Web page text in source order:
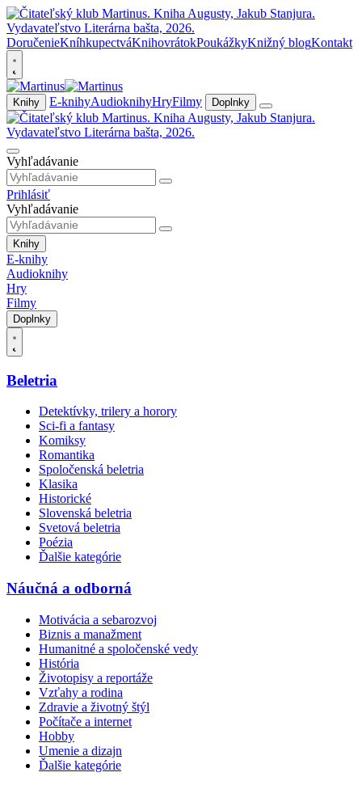
DoručenieKníhkupectváKnihovrátokPoukážkyKnižný blogKontakt
Knihy E-knihyAudioknihyHryFilmy Doplnky
Vyhľadávanie
Prihlásiť
Vyhľadávanie
Knihy
E-knihy
Audioknihy
Hry
Filmy
Doplnky
Beletria
Detektívky, trilery a horory
Sci-fi a fantasy
Komiksy
Romantika
Spoločenská beletria
Klasika
Historické
Slovenská beletria
Svetová beletria
Poézia
Ďalšie kategórie
Náučná a odborná
Motivácia a sebarozvoj
Biznis a manažment
Humanitné a spoločenské vedy
História
Životopisy a reportáže
Vzťahy a rodina
Zdravie a životný štýl
Počítače a internet
Hobby
Umenie a dizajn
Ďalšie kategórie